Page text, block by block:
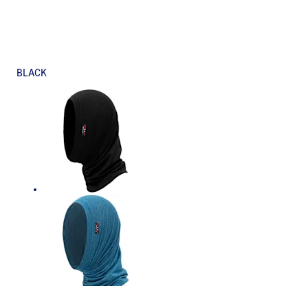
BLACK